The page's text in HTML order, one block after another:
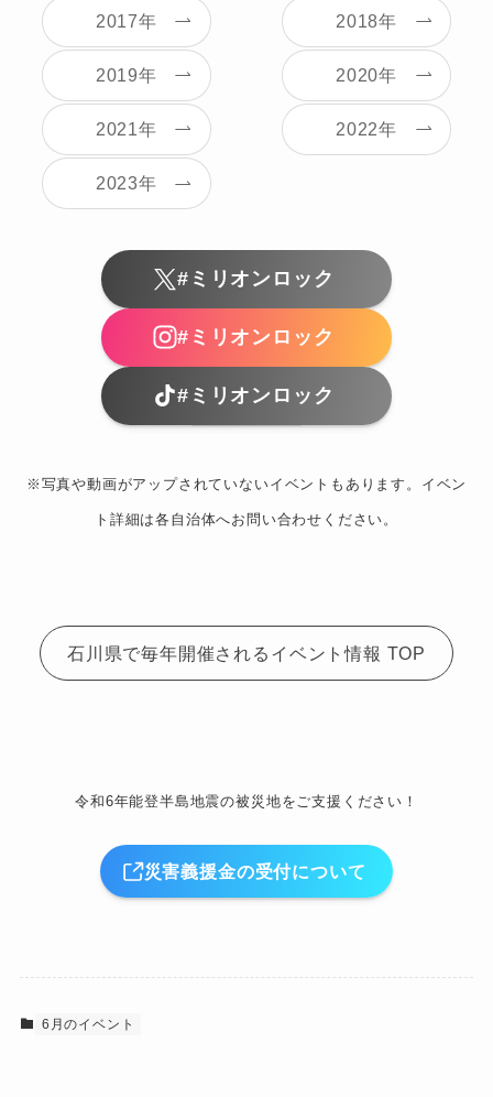
2017年 2018年
2019年 2020年
2021年 2022年
2023年
#ミリオンロック
#ミリオンロック
#ミリオンロック
※写真や動画がアップされていないイベントもあります。イベン
ト詳細は各自治体へお問い合わせください。
石川県で毎年開催されるイベント情報 TOP
令和6年能登半島地震の被災地をご支援ください！
災害義援金の受付について
6月のイベント